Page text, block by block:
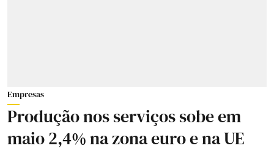
Empresas
Produção nos serviços sobe em
maio 2,4% na zona euro e na UE